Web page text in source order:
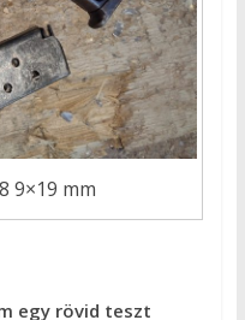
9×19 mm
egy rövid teszt